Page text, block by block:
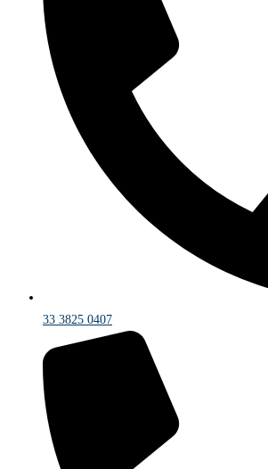
33 3825 0407